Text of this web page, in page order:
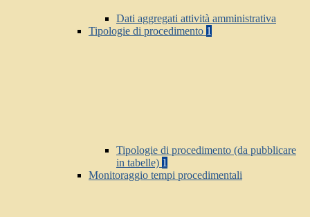
Dati aggregati attività amministrativa
Tipologie di procedimento 1
Tipologie di procedimento (da pubblicare
in tabelle) 1
Monitoraggio tempi procedimentali